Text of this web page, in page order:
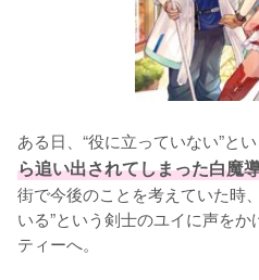
ある日、“役に立っていない”と
ら追い出されてしまった白魔
街で今後のことを考えていた時
いる”という剣士のユイに声を
ティーへ。